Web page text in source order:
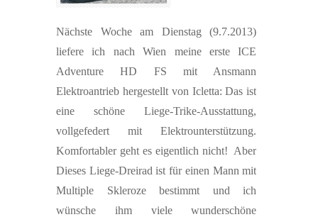
Nächste Woche am Dienstag (9.7.2013)
liefere ich nach Wien meine erste ICE
Adventure HD FS mit Ansmann
Elektroantrieb hergestellt von Icletta: Das ist
eine schöne Liege-Trike-Ausstattung,
vollgefedert mit Elektrounterstützung.
Komfortabler geht es eigentlich nicht! Aber
Dieses Liege-Dreirad ist für einen Mann mit
Multiple Skleroze bestimmt und ich
wünsche ihm viele wunderschöne